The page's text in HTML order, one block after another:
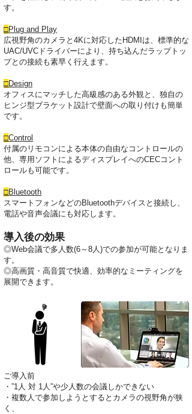
す。
□Plug and Play
広視野角のカメラと4Kに対応したHDMIは、標準的な
UAC/UVCドライバーにより、持ち込んだラップトッ
プとの接続も素早く行えます。
□Design
オフィスにマッチした高級感のある外観と、独自の
ヒンジ型ブラケット設計で壁面への取り付けも簡単
です。
□Control
付属のリモコンによる本体の自由なコントロールの
他、専用ソフトによるディスプレイへのCECコント
ロールも可能です。
□Bluetooth
スマートフォンなどのBluetoothデバイスと接続し、
電話や音声会議にも対応します。
導入後の効果
◎Web会議で多人数(6～8人)での参加が可能となりま
す。
◎高画質・高音質で快適、効率的なミーティングを
展開できます。
ご導入前
・”1人 対 1人”や少人数の会議しかできない
・複数人で参加しようとするとカメラの視野角が狭
く、